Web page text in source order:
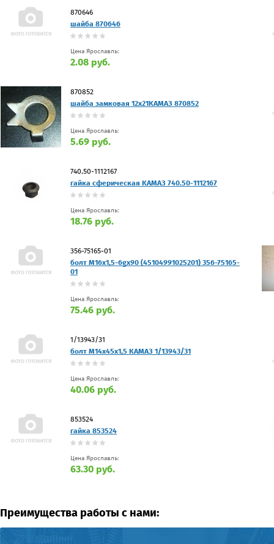
870646
шайба 870646
Цена Ярославль:
2.08 руб.
870852
шайба замковая 12х21КАМАЗ 870852
Цена Ярославль:
5.69 руб.
740.50-1112167
гайка сферическая КАМАЗ 740.50-1112167
Цена Ярославль:
18.76 руб.
356-75165-01
болт М16х1,5-6gх90 (45104991025201) 356-75165-
01
Цена Ярославль:
75.46 руб.
1/13943/31
болт М14х45х1,5 КАМАЗ 1/13943/31
Цена Ярославль:
40.06 руб.
853524
гайка 853524
Цена Ярославль:
63.30 руб.
Преимущества работы с нами: